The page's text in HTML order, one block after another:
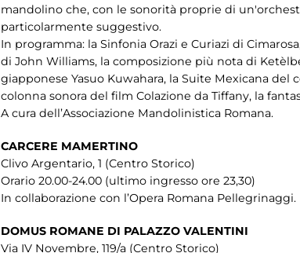
mandolino che, con le sonorità proprie di
particolarmente suggestivo.
In programma: la Sinfonia Orazi e Curiazi di
di John Williams, la composizione più nota di
giapponese Yasuo Kuwahara, la Suite Mexicana
colonna sonora del film Colazione da Tiffany, la
A cura dell’Associazione Mandolinistica Romana.
CARCERE MAMERTINO
Clivo Argentario, 1 (Centro Storico)
Orario 20.00-24.00 (ultimo ingresso ore 23,30)
In collaborazione con l’Opera Romana Pellegrinaggi.
DOMUS ROMANE DI PALAZZO VALENTINI
Via IV Novembre, 119/a (Centro Storico)